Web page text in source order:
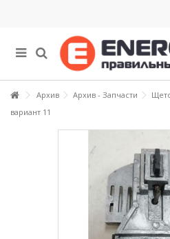
Архив Архив - Запчасти
вариант 11